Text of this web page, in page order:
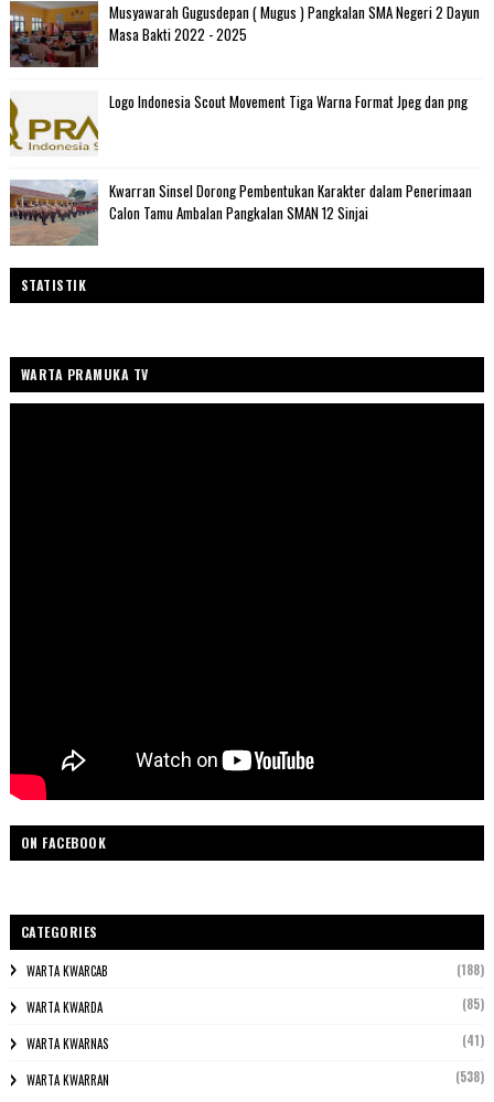
Musyawarah Gugusdepan ( Mugus ) Pangkalan SMA Negeri 2 Dayun
Masa Bakti 2022 - 2025
Logo Indonesia Scout Movement Tiga Warna Format Jpeg dan png
Kwarran Sinsel Dorong Pembentukan Karakter dalam Penerimaan
Calon Tamu Ambalan Pangkalan SMAN 12 Sinjai
STATISTIK
WARTA PRAMUKA TV
ON FACEBOOK
CATEGORIES
WARTA KWARCAB (188)
WARTA KWARDA (85)
WARTA KWARNAS (41)
WARTA KWARRAN (538)